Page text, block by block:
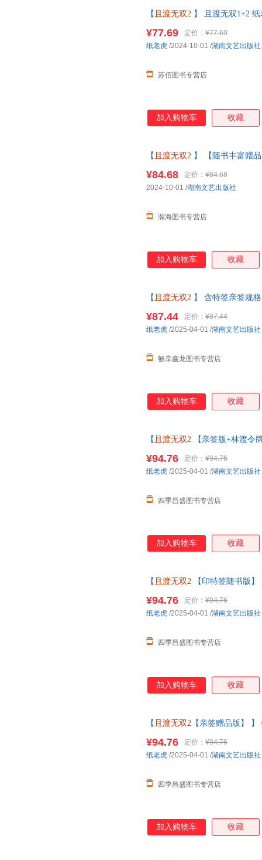
【 且渡无双2 】 且渡无双1+2
¥77.69 定价： ¥77.69
苏佰图书专营店
纸老虎 /2024-10-01 /湖南文艺出版社
加入购物车 收藏
【 且渡无双2 】 【随书丰富赠
请联系客服】
¥84.68 定价： ¥84.68
瀚海图书专营店
2024-10-01 /湖南文艺出版社
加入购物车 收藏
【 且渡无双2 】 含特签亲签规
线小当当客服
¥87.44 定价： ¥87.44
畅享鑫龙图书专营店
纸老虎 /2025-04-01 /湖南文艺出版社
加入购物车 收藏
【 且渡无双2 【亲签版+林渡令
¥94.76 定价： ¥94.76
四季昌盛图书专营店
纸老虎 /2025-04-01 /湖南文艺出版社
加入购物车 收藏
【 且渡无双2 【印特签随书版
¥94.76 定价： ¥94.76
四季昌盛图书专营店
纸老虎 /2025-04-01 /湖南文艺出版社
加入购物车 收藏
【 且渡无双2 【亲签赠品版】
¥94.76 定价： ¥94.76
四季昌盛图书专营店
纸老虎 /2025-04-01 /湖南文艺出版社
加入购物车 收藏